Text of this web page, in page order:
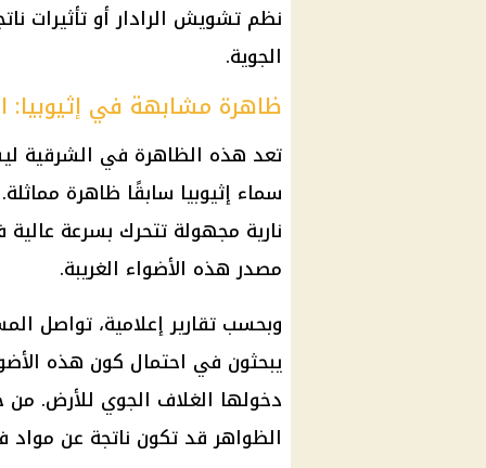
نظم تشويش الرادار أو تأثيرات
الجوية.
ظاهرة مشابهة في إثيوبيا:
تعد هذه الظاهرة في الشرقية
سماء إثيوبيا سابقًا ظاهرة
نارية مجهولة تتحرك بسرعة
مصدر هذه الأضواء الغريبة.
وبحسب تقارير إعلامية، تواصل
يبحثون في احتمال كون هذه
دخولها الغلاف الجوي للأرض.
الظواهر قد تكون ناتجة عن